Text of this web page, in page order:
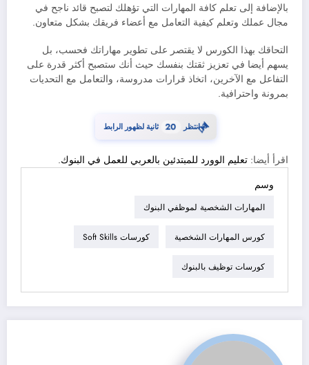
بالإضافة إلى تعلم كافة المهارات التي تؤهلك لتصبح قائد ناجح في
مجال عملك وتعلم كيفية التعامل مع أعضاء فريقك بشكل متعاون.
التحاقك بهذا الكورس لا يقتصر على تطوير مهاراتك فحسب، بل
يسهم أيضا في تعزيز ثقتك بنفسك حيث أنك ستصبح أكثر قدرة على
التفاعل مع الآخرين، اتخاذ قرارات مدروسة، والتعامل مع التحديات
بمرونة واحترافية.
⏳انتظر 20 ثانية لظهور الرابط
اقرأ أيضا: تعليم الوورد للمبتدئين بالعربي للعمل في البنوك.
وسم
المهارات الشخصية لموظفي البنوك
كورس المهارات الشخصية كورسات Soft Skills
كورسات توظيف بالبنوك